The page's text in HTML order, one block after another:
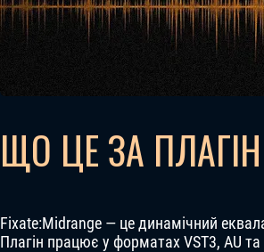
ЩО ЦЕ ЗА
Fixate:Midrange — це динамічний
Плагін працює у форматах VST3, AU